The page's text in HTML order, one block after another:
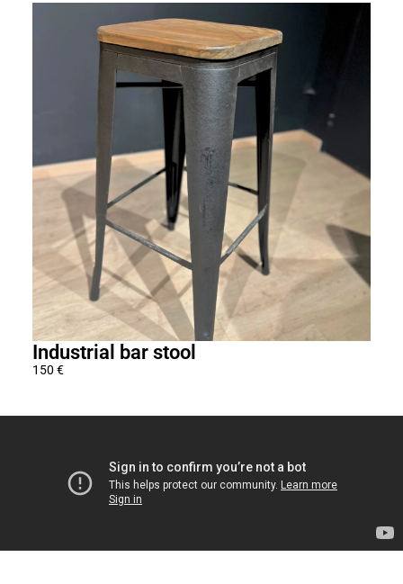
Industrial bar stool
150 €